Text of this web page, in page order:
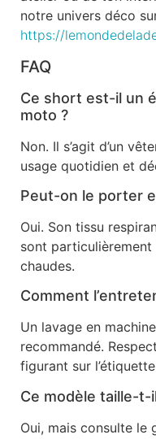
notre univers déco
https://
FAQ
Ce short est-il un
moto ?
Non. Il s’agit d’un
usage quotidien et
Peut-on le porter
Oui. Son tissu
sont
chaudes.
Comment
Un lavage en
recommandé.
figurant sur
Ce modèle taille-t-
Oui, mais consulte le